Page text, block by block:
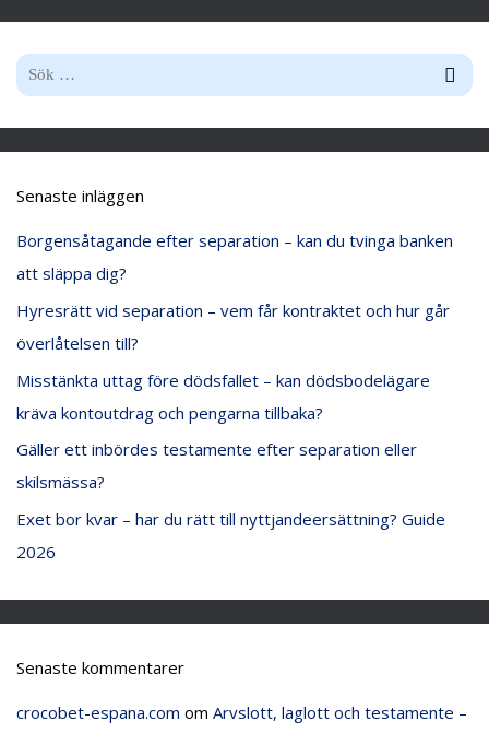
t
e
r
:
Senaste inläggen
Borgensåtagande efter separation – kan du tvinga banken
att släppa dig?
Hyresrätt vid separation – vem får kontraktet och hur går
överlåtelsen till?
Misstänkta uttag före dödsfallet – kan dödsbodelägare
kräva kontoutdrag och pengarna tillbaka?
Gäller ett inbördes testamente efter separation eller
skilsmässa?
Exet bor kvar – har du rätt till nyttjandeersättning? Guide
2026
Senaste kommentarer
crocobet-espana.com om Arvslott, laglott och testamente –